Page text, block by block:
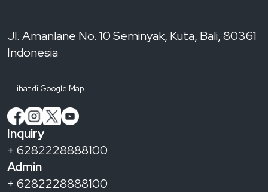
Jl. Amanlane No. 10 Seminyak, Kuta, Bali, 80361
Indonesia
Lihat di Google Map
Inquiry
+ 6282228888100
Admin
+ 6282228888100